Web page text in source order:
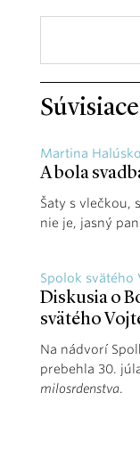
Martina
A bola
Šaty s vlečkou,
nie je, jasný
Spolok svätého
Diskusia o
svätého
Na nádvorí
prebehla 30.
milosrdenstva.